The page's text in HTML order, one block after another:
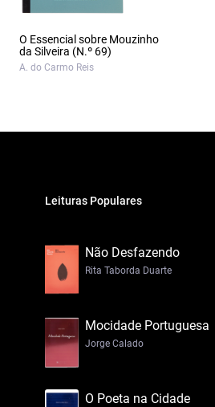
O Essencial sobre Mouzinho
da Silveira (N.º 69)
A. do Carmo Reis
Leituras Populares
Não Desfazendo
Rita Taborda Duarte
Mocidade Portuguesa
Jorge Calado
O Poeta na Cidade